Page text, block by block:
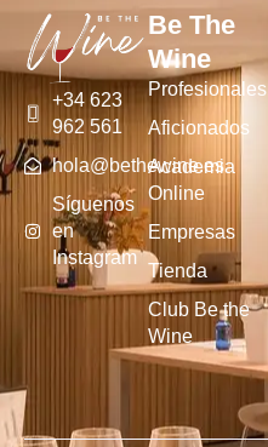
+34 623
962 561
hola@bethewine.es
Síguenos
en
Instagram
Be The
Wine
Profesionales
Aficionados
Academia
Online
Empresas
Tienda
Club Be the
Wine